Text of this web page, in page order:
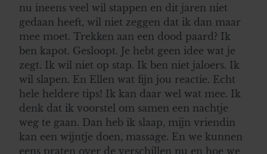
nu ineens veel wil stappen en dit jaren niet
gedaan heeft, wil niet zeggen dat ik dan maar
mee moet. Trekken aan een dood paard? Ik
ben kapot. Gesloopt. Je hebt geen idee wat je
zegt. Ik wil niet op stap. Ik ben niet jaloers. Ik
wil slapen. En Ellen wat fijn jou reactie. Echt
hele heldere tips! Ik kan daar wel wat mee. Ik
denk dat ik voorstel om samen een nachtje
weg te gaan. Dan heb ik slaap, mijn vriendin
kan een wijntje doen, massage. En we kunnen
eens praten over de verschillen nu en hoe we